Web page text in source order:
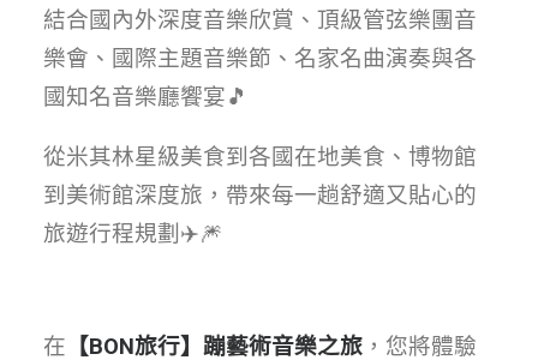
結合國內外深度音樂欣賞、頂級管弦樂團音
樂會、國際主題音樂節、名家名曲演奏與各
國知名音樂廳饗宴🎵
從米其林星級美食到各國在地美食、博物館
到美術館深度旅，帶來每一趟舒適又貼心的
旅遊行程規劃✈️🎆
在 【BON旅行】蹦藝術音樂之旅 ，您將體驗